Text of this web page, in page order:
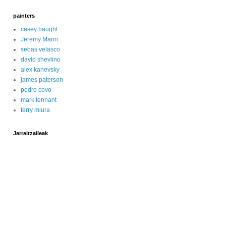
painters
casey baught
Jeremy Mann
sebas velasco
david shevlino
alex kanevsky
james paterson
pedro covo
mark tennant
terry miura
Jarraitzaileak